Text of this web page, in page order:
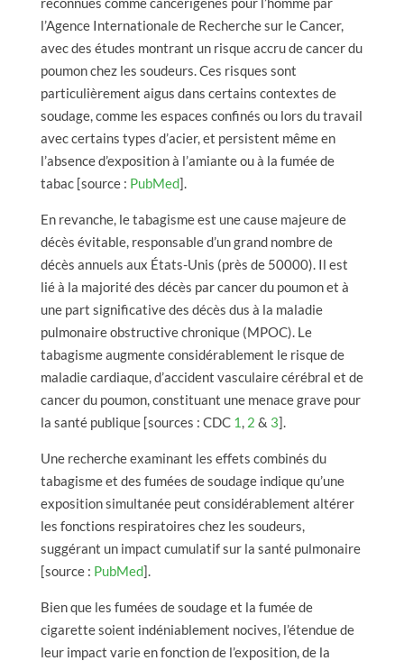
l’Agence Internationale de Recherche sur le Cancer,
avec des études montrant un risque accru de cancer du
poumon chez les soudeurs. Ces risques sont
particulièrement aigus dans certains contextes de
soudage, comme les espaces confinés ou lors du travail
avec certains types d’acier, et persistent même en
l’absence d’exposition à l’amiante ou à la fumée de
tabac [source : PubMed].
En revanche, le tabagisme est une cause majeure de
décès évitable, responsable d’un grand nombre de
décès annuels aux États-Unis (près de 50000). Il est
lié à la majorité des décès par cancer du poumon et à
une part significative des décès dus à la maladie
pulmonaire obstructive chronique (MPOC). Le
tabagisme augmente considérablement le risque de
maladie cardiaque, d’accident vasculaire cérébral et de
cancer du poumon, constituant une menace grave pour
la santé publique [sources : CDC 1 , 2 & 3].
Une recherche examinant les effets combinés du
tabagisme et des fumées de soudage indique qu’une
exposition simultanée peut considérablement altérer
les fonctions respiratoires chez les soudeurs,
suggérant un impact cumulatif sur la santé pulmonaire
[source : PubMed].
Bien que les fumées de soudage et la fumée de
cigarette soient indéniablement nocives, l’étendue de
leur impact varie en fonction de l’exposition, de la